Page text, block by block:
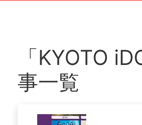
「KYOTO
事一覧